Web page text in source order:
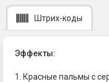
Штрих-коды
Эффекты:
1. Красные пальмы с